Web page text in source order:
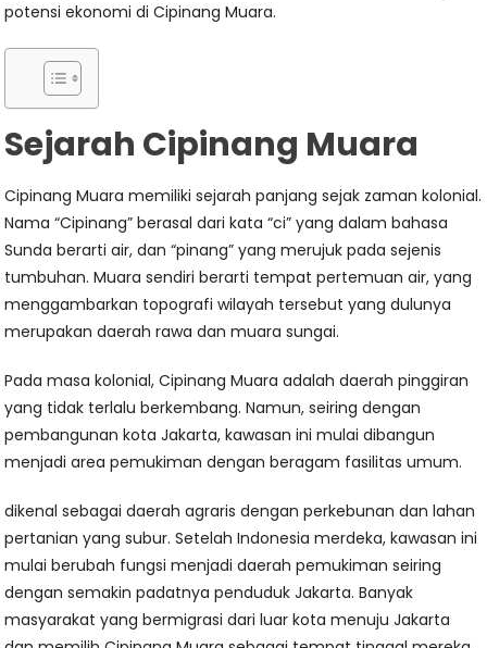
potensi ekonomi di Cipinang Muara.
Sejarah Cipinang Muara
Cipinang Muara memiliki sejarah panjang sejak zaman kolonial.
Nama “Cipinang” berasal dari kata “ci” yang dalam bahasa
Sunda berarti air, dan “pinang” yang merujuk pada sejenis
tumbuhan. Muara sendiri berarti tempat pertemuan air, yang
menggambarkan topografi wilayah tersebut yang dulunya
merupakan daerah rawa dan muara sungai.
Pada masa kolonial, Cipinang Muara adalah daerah pinggiran
yang tidak terlalu berkembang. Namun, seiring dengan
pembangunan kota Jakarta, kawasan ini mulai dibangun
menjadi area pemukiman dengan beragam fasilitas umum.
dikenal sebagai daerah agraris dengan perkebunan dan lahan
pertanian yang subur. Setelah Indonesia merdeka, kawasan ini
mulai berubah fungsi menjadi daerah pemukiman seiring
dengan semakin padatnya penduduk Jakarta. Banyak
masyarakat yang bermigrasi dari luar kota menuju Jakarta